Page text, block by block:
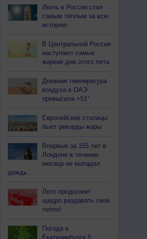
Июль в России стал
самым тёплым за всю
историю
В Центральной России
наступают самые
жаркие дни этого лета
Дневная температура
воздуха в ОАЭ
превысила +51°
Европейские столицы
бьют рекорды жары
Впервые за 155 лет в
Лондоне в течение
месяца не выпадал
дождь
Лето продолжит
щедро раздавать своё
тепло!
Погода в
Екатеринбурге 5